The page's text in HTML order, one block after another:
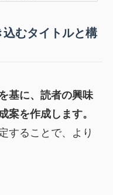
むタイトルと構
基に、読者の興味
案を作成します。
することで、より